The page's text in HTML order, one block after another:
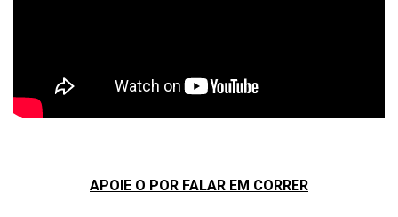
APOIE O POR FALAR EM CORRER